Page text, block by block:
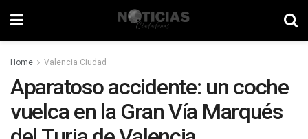
Home Valencia Ciudad
Aparatoso accidente: un coche
vuelca en la Gran Vía Marqués